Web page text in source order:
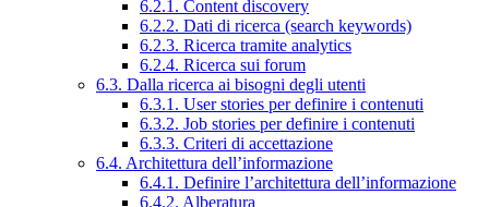
6.2.1. Content discovery
6.2.2. Dati di ricerca (search keywords)
6.2.3. Ricerca tramite analytics
6.2.4. Ricerca sui forum
6.3. Dalla ricerca ai bisogni degli utenti
6.3.1. User stories per definire i contenuti
6.3.2. Job stories per definire i contenuti
6.3.3. Criteri di accettazione
6.4. Architettura dell’informazione
6.4.1. Definire l’architettura dell’informazione
6.4.2. Alberatura